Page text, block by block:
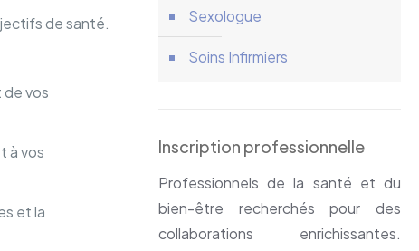
de santé.
vos
à vos
et la
Sexologue
Soins Infirmiers
Inscription professionnelle
Professionnels de la santé et du
bien-être recherchés pour des
collaborations enrichissantes.